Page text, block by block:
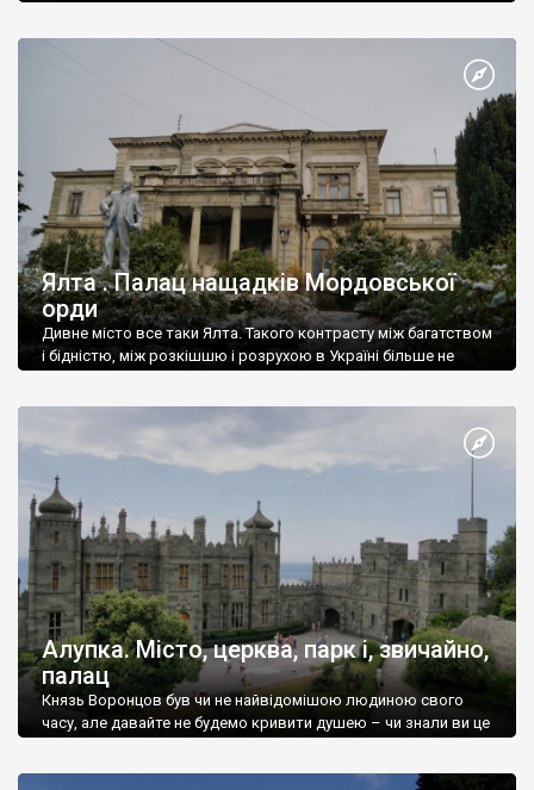
Ялта . Палац нащадків Мордовської
орди
Дивне місто все таки Ялта. Такого контрасту між багатством
і бідністю, між розкішшю і розрухою в Україні більше не
Алупка. Місто, церква, парк і, звичайно,
палац
Князь Воронцов був чи не найвідомішою людиною свого
часу, але давайте не будемо кривити душею – чи знали ви це